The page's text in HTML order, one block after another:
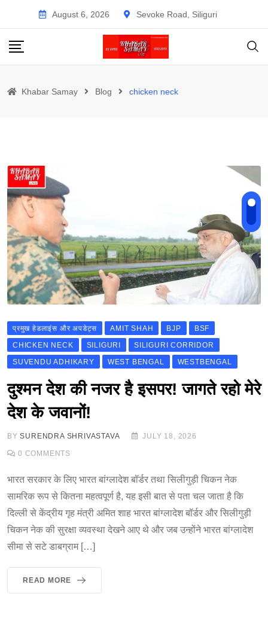
content
August 6, 2026 Sevoke Road, Siliguri
Khabar Samay Blog chicken neck
प्रमुख हेडलाइंस और अपडेट्स AMIT SHAH BJP
BSF
CHICKEN NECK
SILIGURI
SILIGURI CORRIDOR
SUVENDU ADHIKARY
WEST BENGAL WESTBENGAL
दुश्मन देश की नजर है इसपर! जागते रहो मेरे
देश के जवानों!
BYSURENDRA SHRIVASTAVA JULY 18, 2026
0 COMMENTS
भारत सरकार के लिए भारत बांग्लादेश बॉर्डर तथा सिलीगुड़ी चिकन नेक
सामरिक रूप से कितना महत्वपूर्ण है, यह इसी बात से पता चल जाता है कि
दिल्ली से केंद्रीय गृह मंत्री अमित शाह भारत बांग्लादेश बॉर्डर और सिलीगुड़ी
चिकन नेक की सुरक्षा व्यवस्था देखने आए थे और जब उन्होंने भारत बांग्लादेश
सीमा से सटे डाबग्राम […]
READ MORE